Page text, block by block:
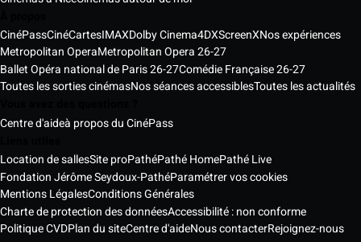
CinéPassCinéCartesIMAXDolby Cinema4DXScreenXNos expériences
Metropolitan OperaMetropolitan Opera 26-27
Ballet Opéra national de Paris 26-27Comédie Française 26-27
Toutes les sorties cinémasNos séances accessiblesToutes les actualités
Centre d'aideà propos du CinéPass
Location de sallesSite proPathéPathé HomePathé Live
Fondation Jérôme Seydoux-PathéParamétrer vos cookies
Mentions LégalesConditions Générales
Charte de protection des donnéesAccessibilité : non conforme
Politique CVDPlan du siteCentre d'aideNous contacterRejoignez-nous